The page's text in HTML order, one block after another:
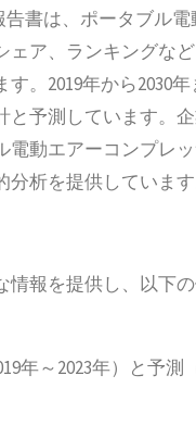
書は、ポータブル
ア、ランキングな
。2019年から2030年
と予測しています。
動エアーコンプレ
析を提供しています
報を提供し、以下
年～2023年）と予測